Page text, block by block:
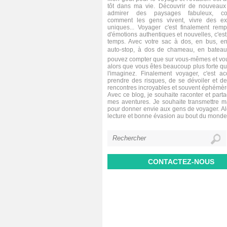
tôt dans ma vie. Découvrir de nouveaux
admirer des paysages fabuleux,
comment les gens vivent, vivre des
uniques... Voyager c'est finalement
d'émotions authentiques et nouvelles,
temps. Avec votre sac à dos, en bus,
auto-stop, à dos de chameau, en
pouvez compter que sur vous-mêmes et
alors que vous êtes beaucoup plus forte
l'imaginez. Finalement voyager, c'est
prendre des risques, de se dévoiler et
rencontres incroyables et souvent
Avec ce blog, je souhaite raconter et
mes aventures. Je souhaite transmettre
pour donner envie aux gens de voyager.
lecture et bonne évasion au bout du
CONTACTEZ-NOUS